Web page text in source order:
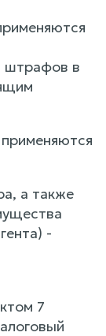
штрафов в
а также
-
7